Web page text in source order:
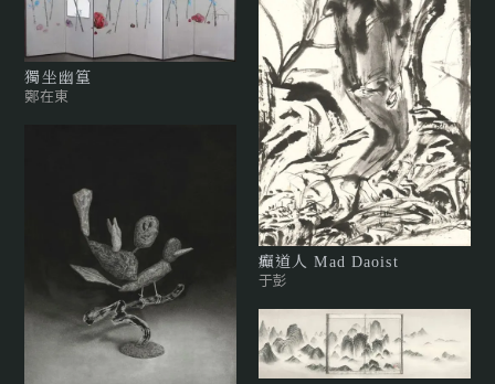
獨坐幽篁
鄭在東
癲道人 Mad Daoist
于彭